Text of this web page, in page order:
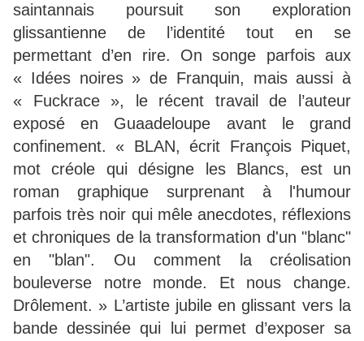
saintannais poursuit son exploration
glissantienne de l’identité tout en se
permettant d’en rire. On songe parfois aux
« Idées noires » de Franquin, mais aussi à
« Fuckrace », le récent travail de l’auteur
exposé en Guaadeloupe avant le grand
confinement. « BLAN, écrit François Piquet,
mot créole qui désigne les Blancs, est un
roman graphique surprenant à l'humour
parfois très noir qui mêle anecdotes, réflexions
et chroniques de la transformation d'un "blanc"
en "blan". Ou comment la créolisation
bouleverse notre monde. Et nous change.
Drôlement. » L’artiste jubile en glissant vers la
bande dessinée qui lui permet d’exposer sa